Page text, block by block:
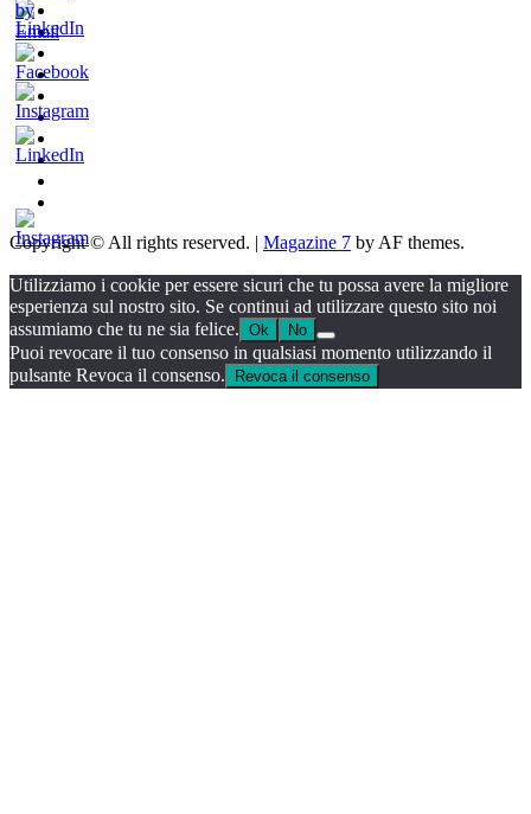
Indie
Music
Interviste
Recensioni
Indie
Tales
Fuoriposto
Tv
Promozione
Promuovere
tua
musica
Copyright © All rights reserved. | Magazine 7 by AF themes.
Utilizziamo i cookie per essere sicuri che tu possa avere la migliore
esperienza sul nostro sito. Se continui ad utilizzare questo sito noi
assumiamo che tu ne sia felice. Ok No
Puoi revocare il tuo consenso in qualsiasi momento utilizzando il
pulsante Revoca il consenso.
Revoca il consenso